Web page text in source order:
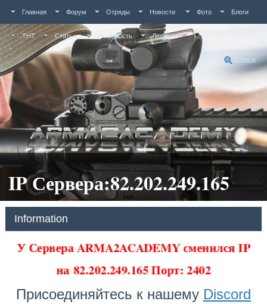
Главная Форум Отряды Новости Фото Блоги
ТНТ Статьи Активность Люди
Поиск
IP Сервера:82.202.249.165
Information
У Сервера ARMA2ACADEMY сменился IP
на82.202.249.165 Порт: 2402
Присоединяйтесь к нашему Discord